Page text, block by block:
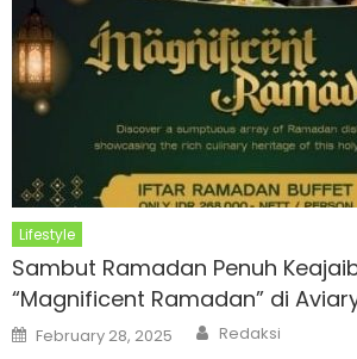
Lifestyle
Sambut Ramadan Penuh
“Magnificent Ramadan” di
Posted
on
February 28, 2025 Author
Redaksi